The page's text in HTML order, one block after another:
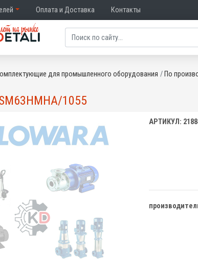
Оплата и Доставка Контакты
для промышленного оборудования По
1055
АРТИКУЛ: